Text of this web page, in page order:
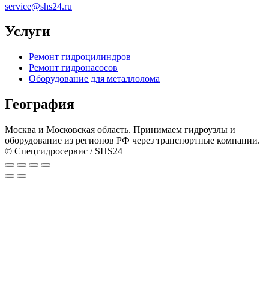
service@shs24.ru
Услуги
Ремонт гидроцилиндров
Ремонт гидронасосов
Оборудование для металлолома
География
Москва и Московская область. Принимаем гидроузлы и
оборудование из регионов РФ через транспортные компании.
© Спецгидросервис / SHS24